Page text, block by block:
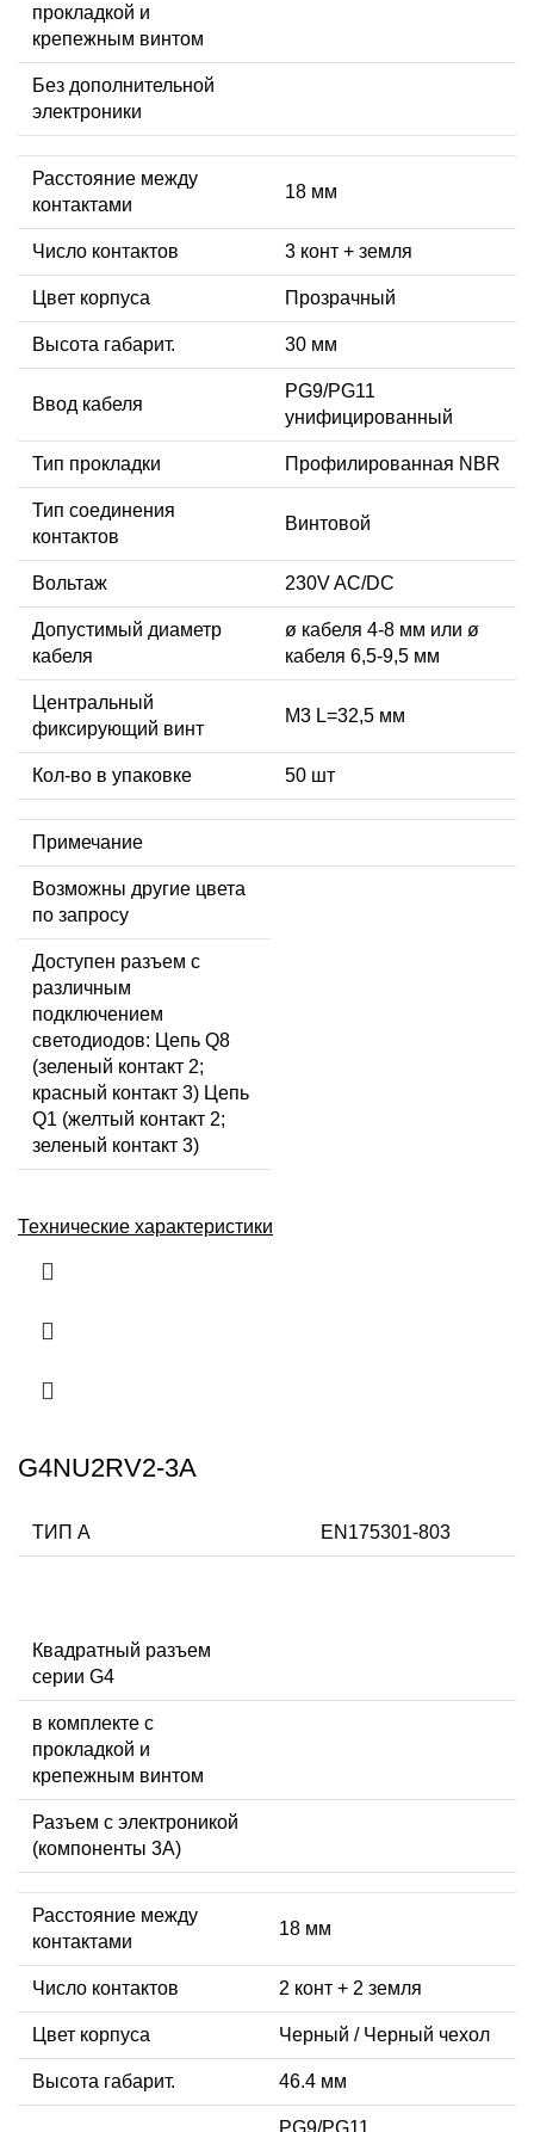
прокладкой и
крепежным винтом
Без дополнительной
электроники
Расстояние между
контактами
18 мм
Число контактов 3 конт + земля
Цвет корпуса Прозрачный
Высота габарит. 30 мм
Ввод кабеля
PG9/PG11
унифицированный
Тип прокладки Профилированная NBR
Тип соединения
контактов
Винтовой
Вольтаж 230V AC/DC
Допустимый диаметр
кабеля
ø кабеля 4-8 мм или ø
кабеля 6,5-9,5 мм
Центральный
фиксирующий винт
М3 L=32,5 мм
Кол-во в упаковке 50 шт
Примечание
Возможны другие цвета
по запросу
Доступен разъем с
различным
подключением
светодиодов: Цепь Q8
(зеленый контакт 2;
красный контакт 3) Цепь
Q1 (желтый контакт 2;
зеленый контакт 3)
Технические характеристики
G4NU2RV2-3A
ТИП А EN175301-803
Квадратный разъем
серии G4
в комплекте с
прокладкой и
крепежным винтом
Разъем с электроникой
(компоненты 3A)
Расстояние между
контактами
18 мм
Число контактов 2 конт + 2 земля
Цвет корпуса Черный / Черный чехол
Высота габарит. 46.4 мм
PG9/PG11